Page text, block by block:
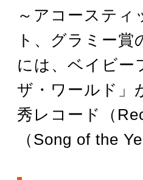
～アコーステ
ト、グラミー
には、ベイビー
ザ・ワールド」
秀レコード（
（Song of the